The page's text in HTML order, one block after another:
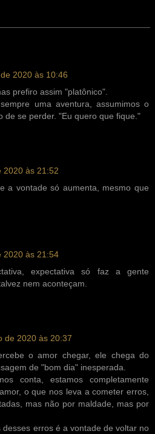
2020 às 10:46
prefiro assim "platônico".
uma aventura, assumimos o
de se perder. "Eu quero que fique."
2020 às 21:52
a vontade só aumenta, mesmo que
2020 às 21:54
expectativa só faz a gente
nem aconteçam.
de 2020 às 20:37
o amor chegar, ele chega do
de "bom dia" inesperada.
conta, estamos completamente
o que nos leva a cometer erros,
mas não por maldade, mas por
desses erros é a vontade de voltar no